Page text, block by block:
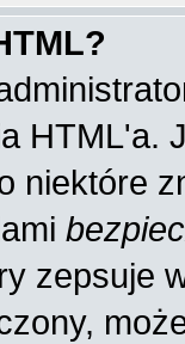
HTML'a.
niektóre
zepsuje